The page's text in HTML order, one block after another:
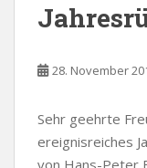
28. November
Sehr geehrte
ereignisreiches
von Hans-Peter